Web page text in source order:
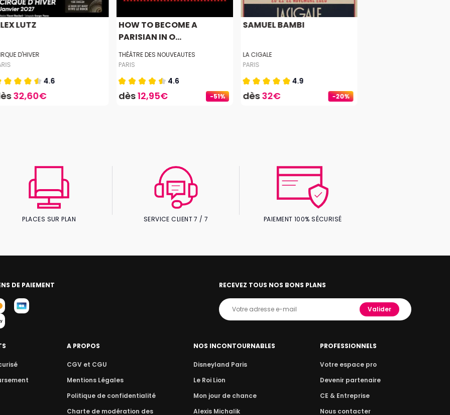
LUTZ
D'HIVER
4.6
32,60€ -51%
HOW TO BECOME A
PARISIAN IN O...
THÉÂTRE DES NOUVEAUTES
PARIS
4.6
dès12,95€ -20%
SAMUEL BAMBI
LA CIGALE
PARIS
4.9
dès32€
PLACES SUR PLAN SERVICE CLIENT 7 / 7 PAIEMENT 100% SÉCURISÉ
DE PAIEMENT RECEVEZ TOUS NOS BONS PLANS
Valider
A PROPOS
CGV et CGU
Mentions Légales
Politique de confidentialité
Charte de modération des
NOS INCONTOURNABLES
Disneyland Paris
Le Roi Lion
Mon jour de chance
Alexis Michalik
PROFESSIONNELS
Votre espace pro
Devenir partenaire
CE & Entreprise
Nous contacter